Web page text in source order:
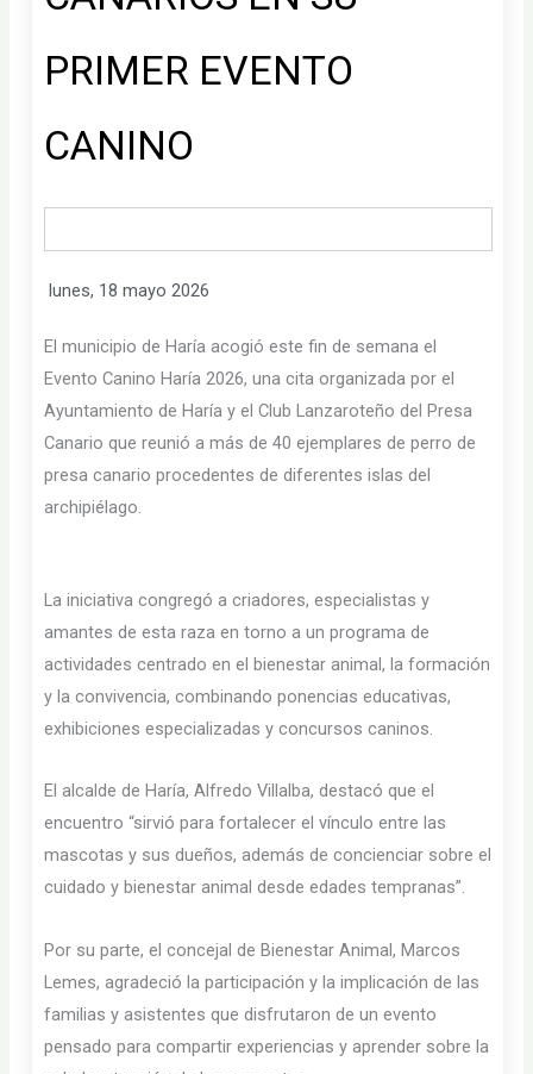
PRIMER EVENTO
CANINO
lunes, 18 mayo 2026
El municipio de Haría acogió este fin de semana el
Evento Canino Haría 2026, una cita organizada por el
Ayuntamiento de Haría y el Club Lanzaroteño del Presa
Canario que reunió a más de 40 ejemplares de perro de
presa canario procedentes de diferentes islas del
archipiélago.
La iniciativa congregó a criadores, especialistas y
amantes de esta raza en torno a un programa de
actividades centrado en el bienestar animal, la formación
y la convivencia, combinando ponencias educativas,
exhibiciones especializadas y concursos caninos.
El alcalde de Haría, Alfredo Villalba, destacó que el
encuentro “sirvió para fortalecer el vínculo entre las
mascotas y sus dueños, además de concienciar sobre el
cuidado y bienestar animal desde edades tempranas”.
Por su parte, el concejal de Bienestar Animal, Marcos
Lemes, agradeció la participación y la implicación de las
familias y asistentes que disfrutaron de un evento
pensado para compartir experiencias y aprender sobre la